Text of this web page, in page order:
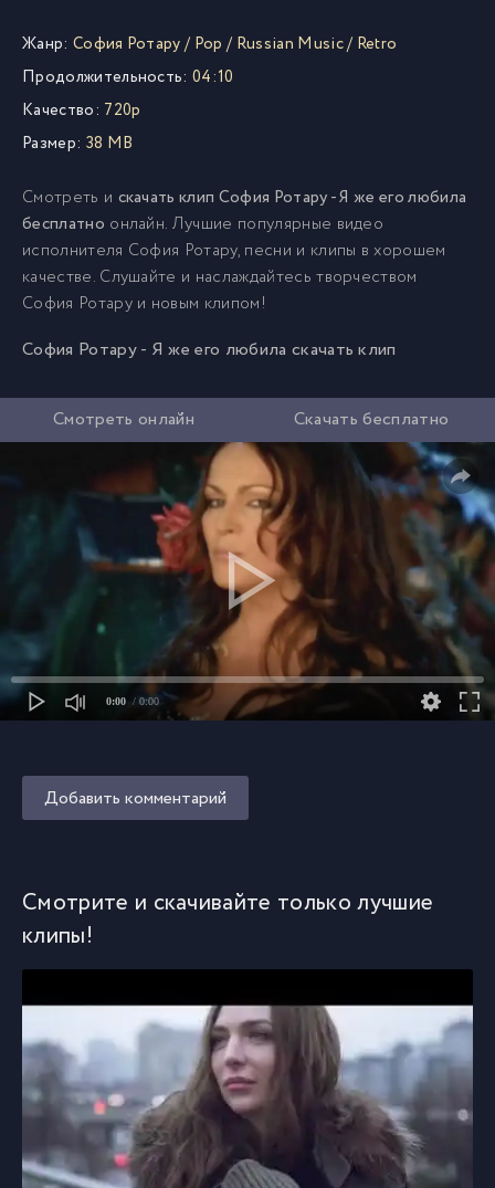
Жанр: София Ротару/ Pop / Russian Music/ Retro
Продолжительность: 04:10
Качество: 720p
Размер: 38 MB
Смотреть и скачать клип София Ротару - Я же его любила
бесплатно онлайн. Лучшие популярные видео
исполнителя София Ротару, песни и клипы в хорошем
качестве. Слушайте и наслаждайтесь творчеством
София Ротару и новым клипом!
София Ротару - Я же его любила скачать клип
Смотреть онлайн Скачать бесплатно
0:00 / 0:00
Добавить комментарий
Смотрите и скачивайте только лучшие
клипы!